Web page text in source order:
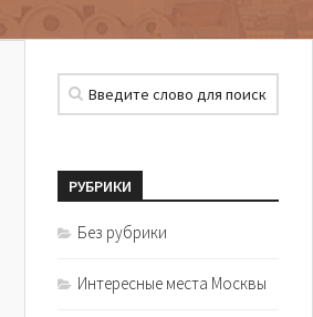
РУБРИКИ
Без рубрики
Интересные места Москвы